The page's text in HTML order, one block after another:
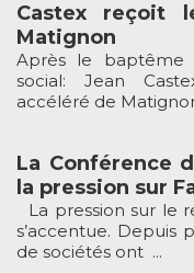
Castex reçoit
Matignon
Après le baptême
social: Jean
accéléré de
La Conférence
la pression sur
La pression sur le
s’accentue. Depuis
de sociétés ont ...